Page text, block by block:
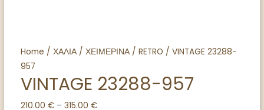
Home / ΧΑΛΙΑ/ ΧΕΙΜΕΡΙΝΑ/ RETRO / VINTAGE 23288-
957
VINTAGE 23288-957
210.00 €– 315.00 €